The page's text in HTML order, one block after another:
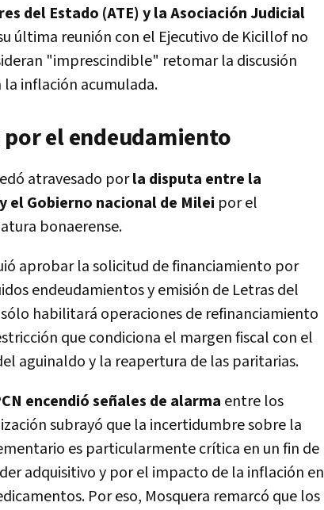
del Estado (ATE) y la Asociación Judicial
última reunión con el Ejecutivo de Kicillof no
"imprescindible" retomar la discusión
inflación acumulada.
el endeudamiento
atravesado porla disputa entre la
Gobierno nacional de Milei por el
bonaerense.
aprobar la solicitud de financiamiento por
endeudamientos y emisión de Letras del
habilitará operaciones de refinanciamiento
que condiciona el margen fiscal con el
aguinaldo y la reapertura de las paritarias.
encendió señales de alarma entre los
subrayó que la incertidumbre sobre la
es particularmente crítica en un fin de
adquisitivo y por el impacto de la inflación en
Por eso, Mosquera remarcó que los